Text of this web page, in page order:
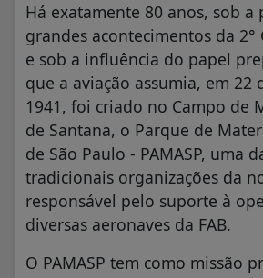
Há exatamente 80 anos, sob a
grandes acontecimentos da
e sob a influência do papel
que a aviação assumia, em 22
1941, foi criado no Campo de
de Santana, o Parque de
de São Paulo - PAMASP, uma
tradicionais organizações da
responsável pelo suporte à
diversas aeronaves da FAB.
O PAMASP tem como missão